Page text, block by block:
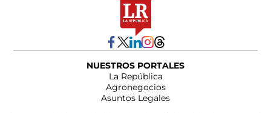
NUESTROS PORTALES
La República
Agronegocios
Asuntos Legales